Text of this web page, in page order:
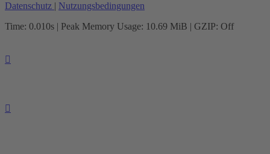
Datenschutz | Nutzungsbedingungen
Time: 0.010s | Peak Memory Usage: 10.69 MiB | GZIP: Off